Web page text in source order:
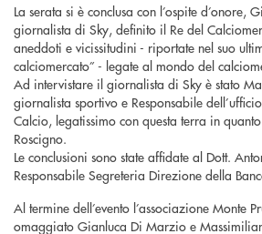
La serata si è conclusa con l’ospite d’onore,
giornalista di Sky, definito il Re del
aneddoti e vicissitudini - riportate nel suo
calciomercato” - legate al mondo del
Ad intervistare il giornalista di Sky è stato
giornalista sportivo e Responsabile
Calcio, legatissimo con questa terra in
Roscigno.
Le conclusioni sono state affidate al Dott.
Responsabile Segreteria Direzione della
Al termine dell’evento l’associazione Monte
omaggiato Gianluca Di Marzio e